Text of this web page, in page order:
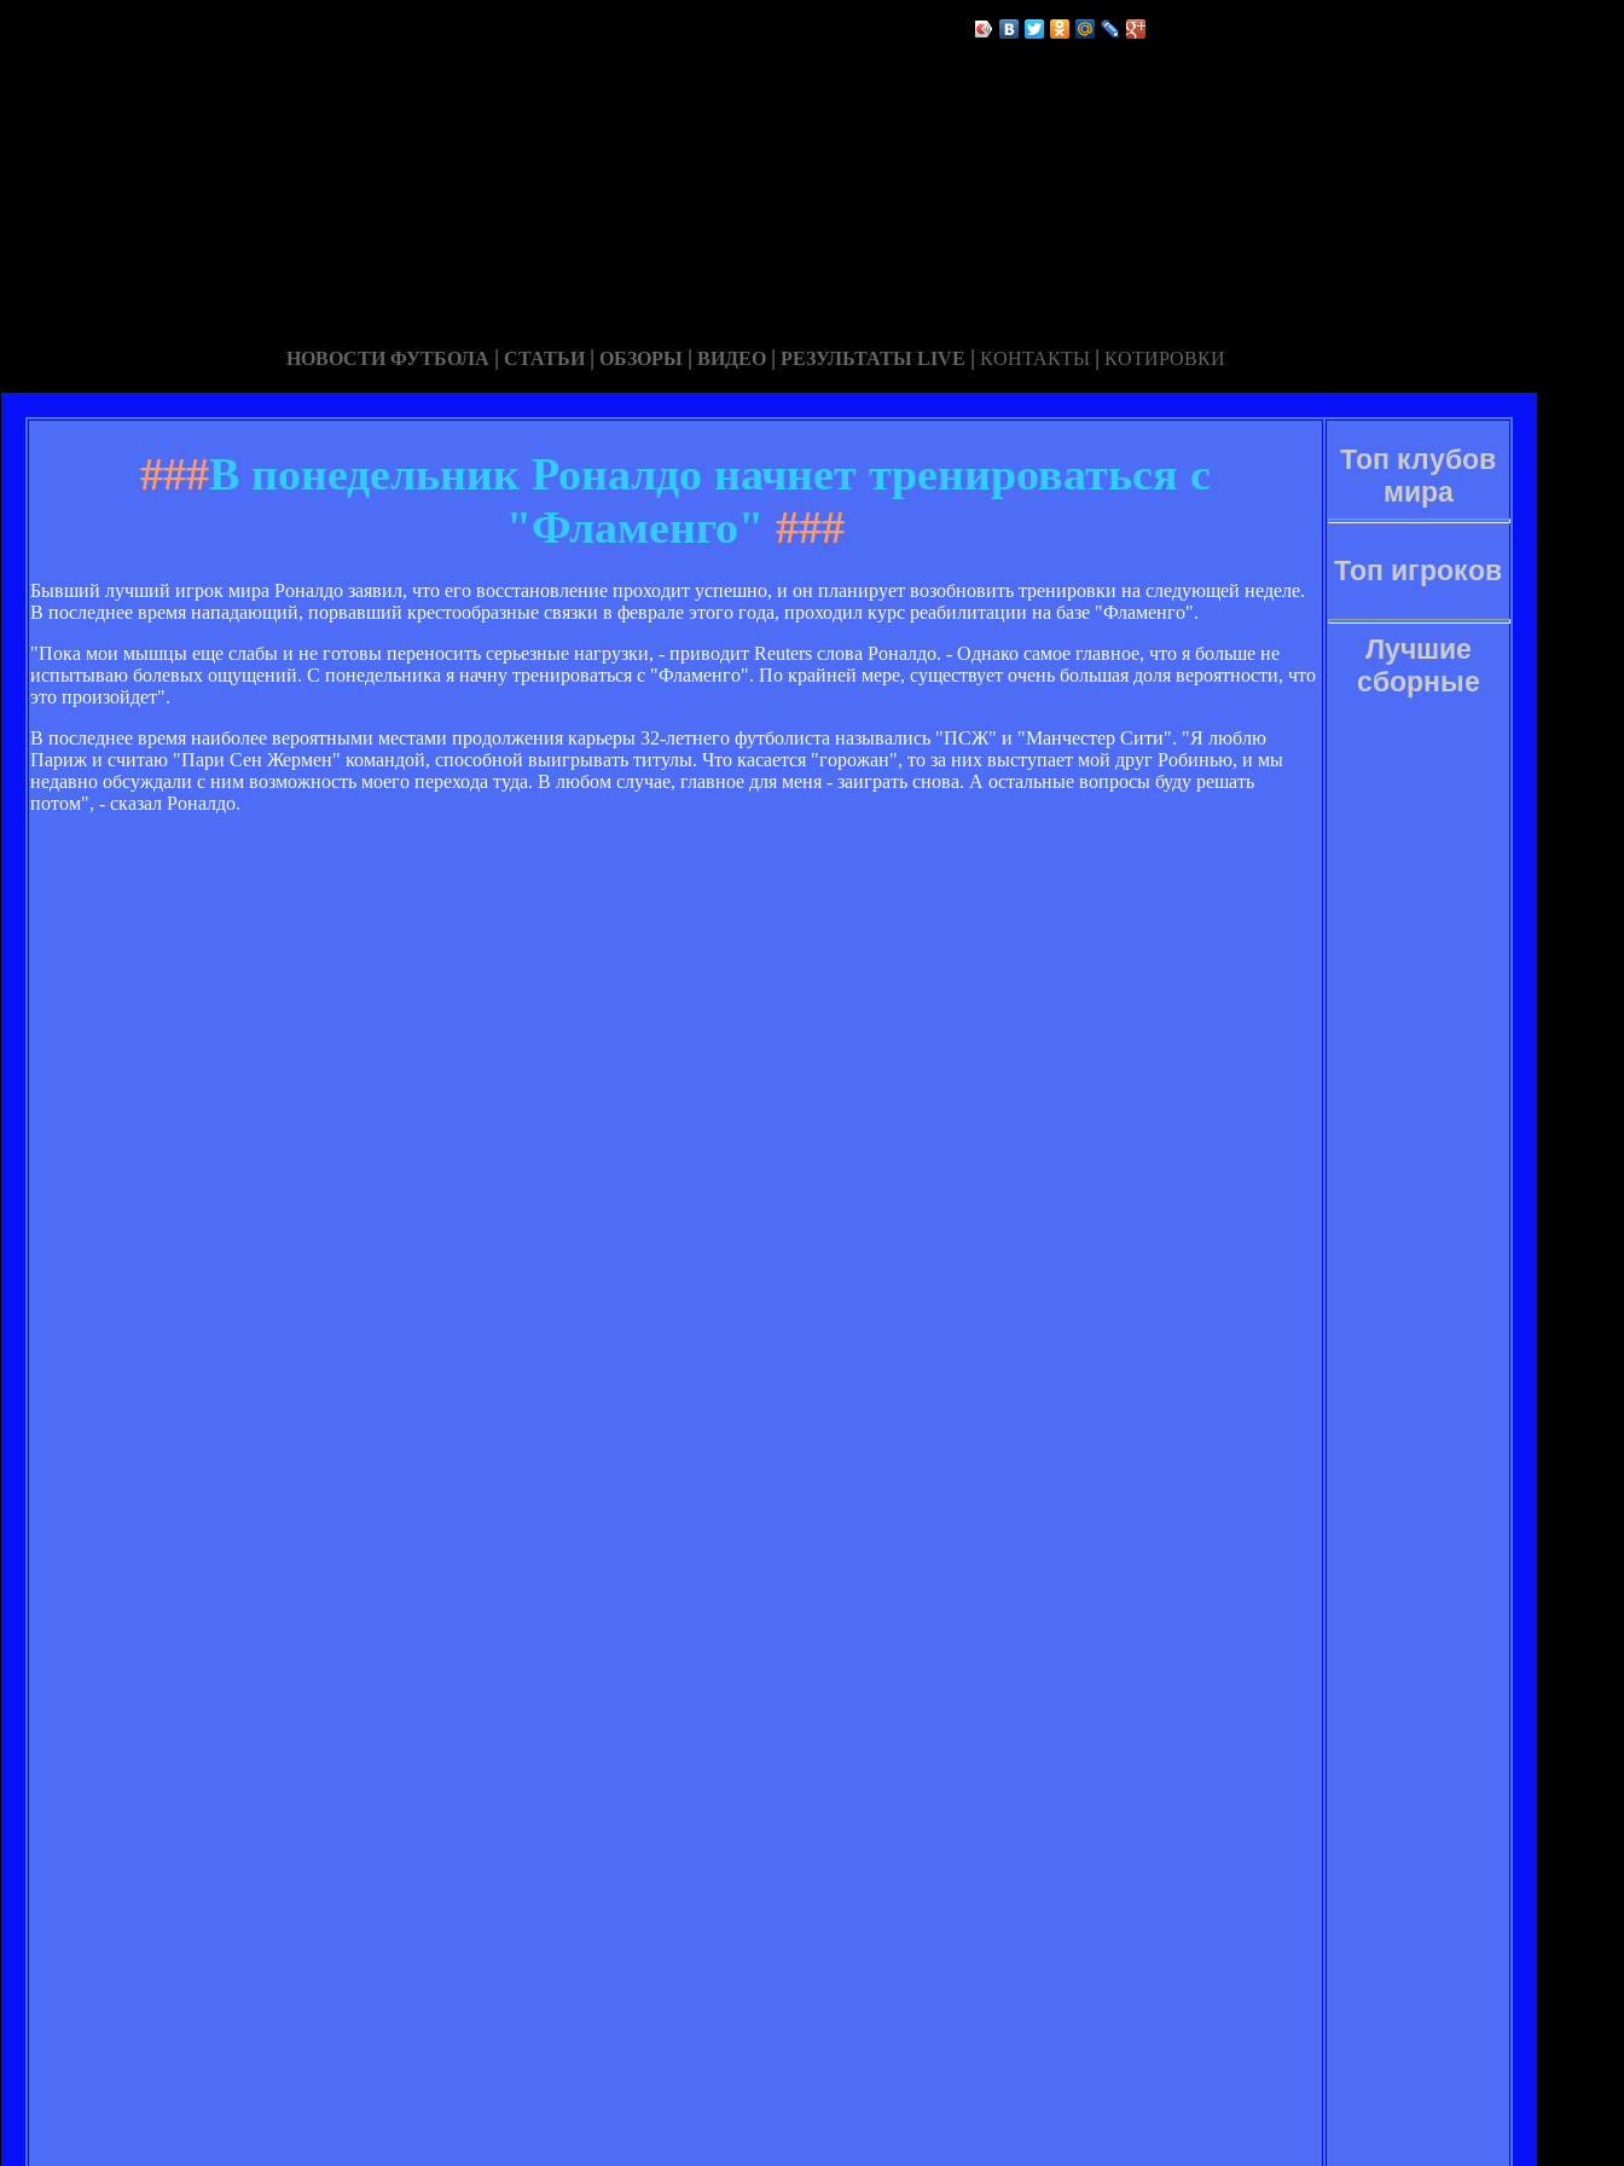
НОВОСТИ ФУТБОЛА | СТАТЬИ | ОБЗОРЫ | ВИДЕО | РЕЗУЛЬТАТЫ LIVE | КОНТАКТЫ | КОТИРОВКИ
###В понедельник Роналдо начнет тренироваться с
"Фламенго" ###
Бывший лучший игрок мира Роналдо заявил, что его восстановление проходит успешно, и он планирует возобновить тренировки на следующей неделе.
В последнее время нападающий, порвавший крестообразные связки в феврале этого года, проходил курс реабилитации на базе "Фламенго".
"Пока мои мышцы еще слабы и не готовы переносить серьезные нагрузки, - приводит Reuters слова Роналдо. - Однако самое главное, что я больше не
испытываю болевых ощущений. С понедельника я начну тренироваться с "Фламенго". По крайней мере, существует очень большая доля вероятности, что
это произойдет".
В последнее время наиболее вероятными местами продолжения карьеры 32-летнего футболиста назывались "ПСЖ" и "Манчестер Сити". "Я люблю
Париж и считаю "Пари Сен Жермен" командой, способной выигрывать титулы. Что касается "горожан", то за них выступает мой друг Робинью, и мы
недавно обсуждали с ним возможность моего перехода туда. В любом случае, главное для меня - заиграть снова. А остальные вопросы буду решать
потом", - сказал Роналдо.
Топ клубов
мира
Топ игроков
Лучшие
сборные